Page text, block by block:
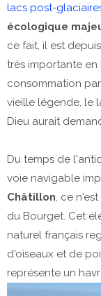
lacs post-
écologique
ce fait, il est
très importante en
consommation
vieille légende, le
Dieu aurait
Du temps de
voie navigable
Châtillon , ce
du Bourget. Cet
naturel français
d'oiseaux et de
représente un